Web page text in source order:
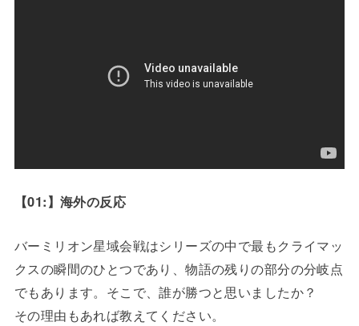
【01:】海外の反応
バーミリオン星域会戦はシリーズの中で最もクライマッ
クスの瞬間のひとつであり、物語の残りの部分の分岐点
でもあります。そこで、誰が勝つと思いましたか？
その理由もあれば教えてください。